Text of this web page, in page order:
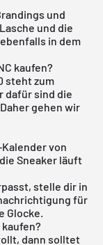
und
und die
in dem
kaufen?
steht zum
dafür sind die
gehen wir
von
Sneaker läuft
stelle dir in
für
Glocke.
kaufen?
dann solltet